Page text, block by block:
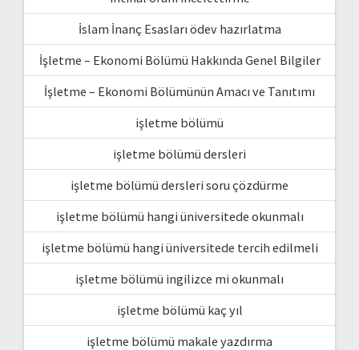
İslam İnanç Esasları ödev hazırlatma
İşletme – Ekonomi Bölümü Hakkında Genel Bilgiler
İşletme – Ekonomi Bölümünün Amacı ve Tanıtımı
işletme bölümü
işletme bölümü dersleri
işletme bölümü dersleri soru çözdürme
işletme bölümü hangi üniversitede okunmalı
işletme bölümü hangi üniversitede tercih edilmeli
işletme bölümü ingilizce mi okunmalı
işletme bölümü kaç yıl
işletme bölümü makale yazdırma